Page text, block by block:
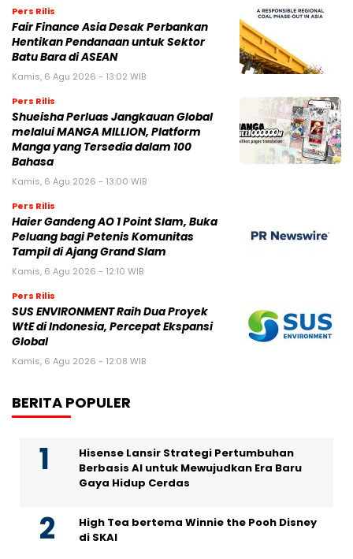
Pers Rilis
Fair Finance Asia Desak Perbankan
Hentikan Pendanaan untuk Sektor
Batu Bara di ASEAN
Kamis, 6 Agu 2026 - 13:02 WIB
Pers Rilis
Shueisha Perluas Jangkauan Global
melalui MANGA MILLION, Platform
Manga yang Tersedia dalam 100
Bahasa
Kamis, 6 Agu 2026 - 13:00 WIB
Pers Rilis
Haier Gandeng AO 1 Point Slam, Buka
Peluang bagi Petenis Komunitas
Tampil di Ajang Grand Slam
Kamis, 6 Agu 2026 - 12:10 WIB
Pers Rilis
SUS ENVIRONMENT Raih Dua Proyek
WtE di Indonesia, Percepat Ekspansi
Global
Kamis, 6 Agu 2026 - 12:08 WIB
BERITA POPULER
Hisense Lansir Strategi Pertumbuhan
Berbasis AI untuk Mewujudkan Era Baru
Gaya Hidup Cerdas
High Tea bertema Winnie the Pooh Disney
di SKAI